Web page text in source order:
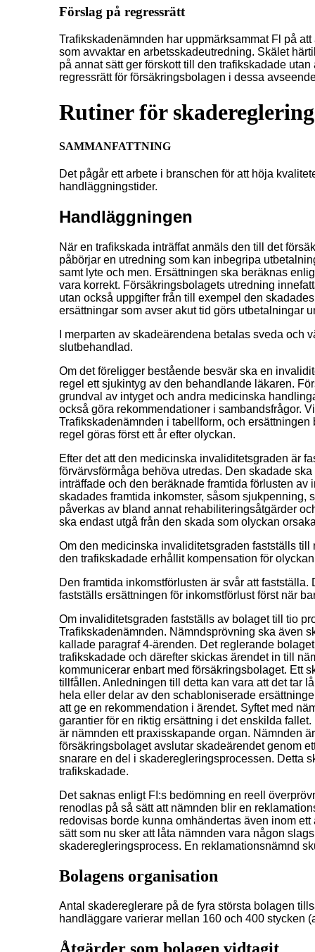
Förslag på regressrätt
Trafikskadenämnden har uppmärksammat Fl på
som avvaktar en arbetsskadeutredning. Skälet
på annat sätt ger förskott till den trafikskadade
regressrätt för försäkringsbolagen i dessa
Rutiner för
SAMMANFATTNING
Det pågår ett arbete i branschen för att höja
handläggningstider.
Handläggningen
När en trafikskada inträffat anmäls den till det
påbörjar en utredning som kan inbegripa
samt lyte och men. Ersättningen ska beräknas
vara korrekt. Försäkringsbolagets utredning
utan också uppgifter från till exempel den
ersättningar som avser akut tid görs utbetalningar
I merparten av skadeärendena betalas sveda och
slutbehandlad.
Om det föreligger bestående besvär ska en
regel ett sjukintyg av den behandlande läkaren.
grundval av intyget och andra medicinska
också göra rekommendationer i sambandsfrågor.
Trafikskadenämnden i tabellform, och
regel göras först ett år efter olyckan.
Efter det att den medicinska invaliditetsgraden är
förvärvsförmåga behöva utredas. Den skadade
inträffade och den beräknade framtida förlusten
skadades framtida inkomster, såsom
påverkas av bland annat rehabiliteringsåtgärder
ska endast utgå från den skada som olyckan
Om den medicinska invaliditetsgraden fastställs
den trafikskadade erhållit kompensation för
Den framtida inkomstförlusten är svår att
fastställs ersättningen för inkomstförlust först när
Om invaliditetsgraden fastställs av bolaget till tio
Trafikskadenämnden. Nämndsprövning ska även
kallade paragraf 4-ärenden. Det reglerande
trafikskadade och därefter skickas ärendet in till
kommunicerar enbart med försäkringsbolaget. Ett
tillfållen. Anledningen till detta kan vara att det tar
hela eller delar av den schabloniserade
att ge en rekommendation i ärendet. Syftet med
garantier för en riktig ersättning i det enskilda
är nämnden ett praxisskapande organ. Nämnden
försäkringsbolaget avslutar skadeärendet genom
snarare en del i skaderegleringsprocessen. Detta
trafikskadade.
Det saknas enligt FI:s bedömning en reell
renodlas på så sätt att nämnden blir en
redovisas borde kunna omhändertas även inom
sätt som nu sker att låta nämnden vara någon
skaderegleringsprocess. En reklamationsnämnd
Bolagens organisation
Antal skadereglerare på de fyra största bolagen
handläggare varierar mellan 160 och 400 stycken